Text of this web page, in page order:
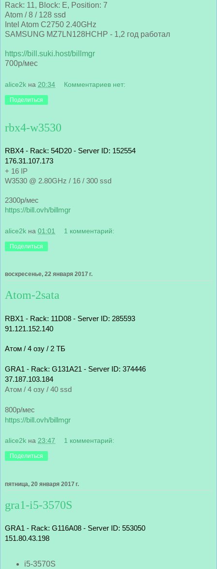
Rack: 11, Block: E, Position: 7
Atom / 8 / 128 ssd
Intel Atom C2750 2.40GHz
SAMSUNG MZ7LN128HCHP - 1,2 год работал
https://bill.suki.host/billmgr
700р/мес
alice2k на 20:34 Комментариев нет:
Поделиться
rbx4-w3530
RBX4 - Rack: 54D20 - Server ID: 152554
176.31.107.173
+ 16 IP
W3530 @ 2.80GHz / 16 / 300 ssd
2300р/мес
https://bill.ovh/billmgr
alice2k на 01:01 1 комментарий:
Поделиться
воскресенье, 22 января 2017 г.
Atom-2sata
RBX1 - Rack: 11D08 - Server ID: 285593
91.121.152.140
Атом / 4 озу / 2 ТБ
GRA1 - Rack: G131A21 - Server ID: 374446
37.187.103.184
Атом / 4 озу / 40 ssd
800р/мес
https://bill.ovh/billmgr
alice2k на 23:47 1 комментарий:
Поделиться
пятница, 20 января 2017 г.
gra1-i5-3570S
GRA1 - Rack: G116A08 - Server ID: 553050
151.80.43.198
i5-3570S